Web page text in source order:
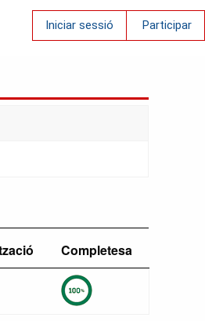
Iniciar sessió Participar
Completesa